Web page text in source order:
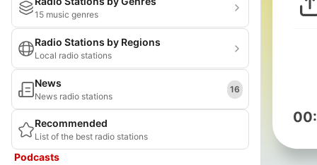
15 music genres
Radio Stations by Regions
Local radio stations
News
News radio stations
16
Recommended
List of the best radio stations
Podcasts